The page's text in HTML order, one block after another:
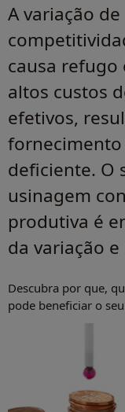
A variação
causa refugo
altos custos
efetivos,
deficiente. O
usinagem
produtiva é
da variação
Descubra por que,
pode beneficiar o